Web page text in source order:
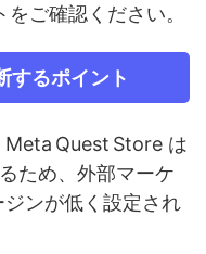
ご確認ください。
するポイント
Meta Quest Store は
ため、外部マーケ
ンが低く設定され